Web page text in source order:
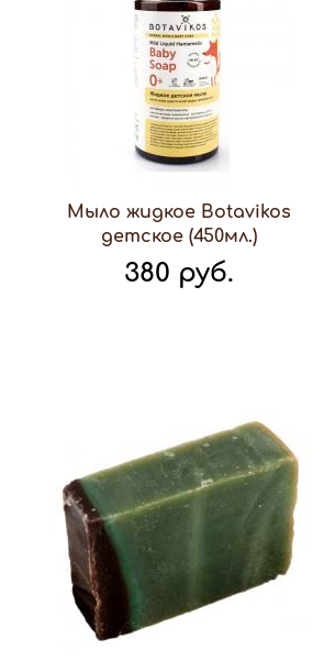
Мыло жидкое Botavikos
детское (450мл.)
380 руб.